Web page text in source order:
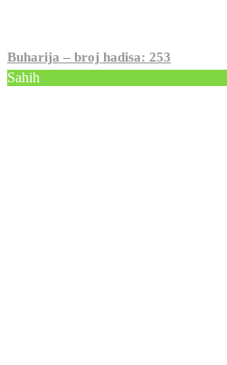
Buharija – broj hadisa: 253
Sahih